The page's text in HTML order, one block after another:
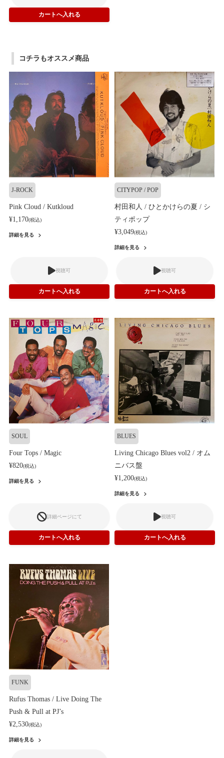
コチラもオススメ商品
J-ROCK
Pink Cloud / Kutkloud
¥1,170(税込)
詳細を見る
視聴可
CITYPOP / POP
村田和人 / ひとかけらの夏 / シ
ティポップ
¥3,049(税込)
詳細を見る
視聴可
SOUL
Four Tops / Magic
¥820(税込)
詳細を見る
詳細ページにて
BLUES
Living Chicago Blues vol2 / オム
ニバス盤
¥1,200(税込)
詳細を見る
視聴可
FUNK
Rufus Thomas / Live Doing The
Push & Pull at PJ’s
¥2,530(税込)
詳細を見る